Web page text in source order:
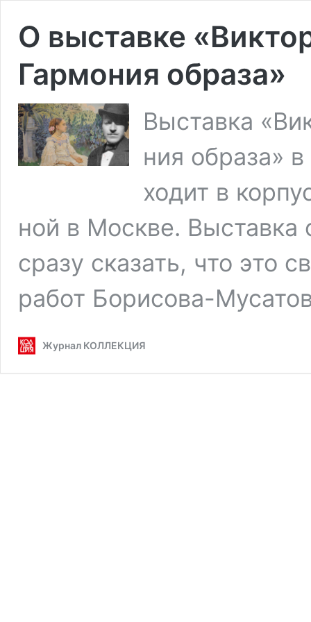
О выставке
Гармония образа»
Вы­став­ка
ния об­ра­за»
хо­дит в
ной в Моск­ве.
сразу сказать, что это
работ Борисова-
Журнал КОЛЛЕКЦИЯ